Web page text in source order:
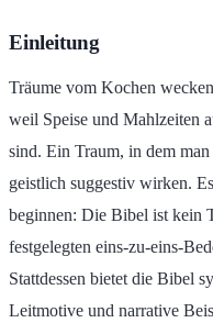
Einleitung
Träume vom Kochen
weil Speise und Mahlzeiten
sind. Ein Traum, in dem
geistlich suggestiv wirken.
beginnen: Die Bibel ist kein
festgelegten eins-zu-eins-
Stattdessen bietet die Bibel
Leitmotive und narrative